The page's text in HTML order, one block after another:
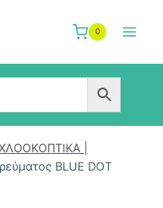
0
|
BLUE DOT